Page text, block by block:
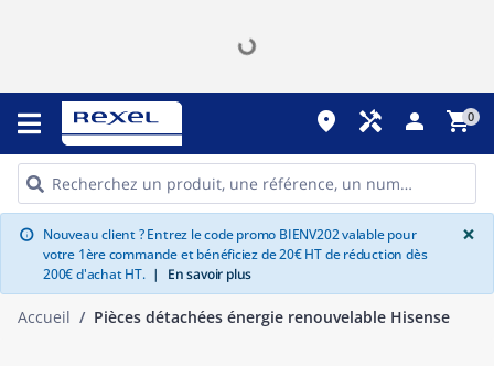
place handyman person shopping_cart0
info Nouveau client ? Entrez le code promo BIENV202 valable pour
votre 1ère commande et bénéficiez de 20€ HT de réduction dès
200€ d'achat HT. | En savoir plus
×
Accueil Pièces détachées énergie renouvelable Hisense